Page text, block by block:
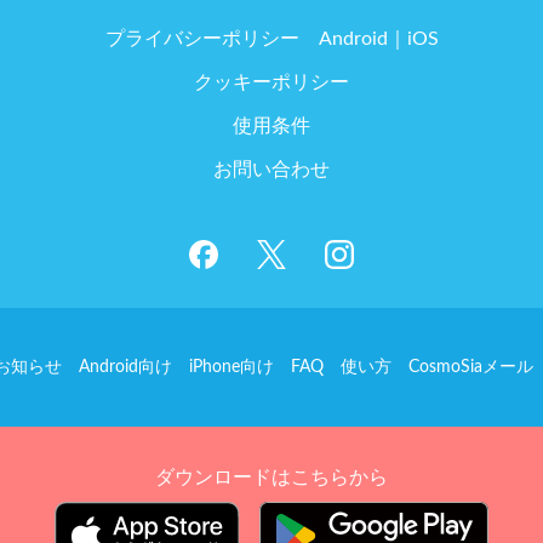
プライバシーポリシー Android iOS
クッキーポリシー
使用条件
お問い合わせ
知らせ Android向け iPhone向け FAQ 使い方 CosmoSiaメール
ダウンロードはこちらから